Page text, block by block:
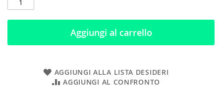
Aggiungi al carrello
AGGIUNGI ALLA LISTA DESIDERI
AGGIUNGI AL CONFRONTO